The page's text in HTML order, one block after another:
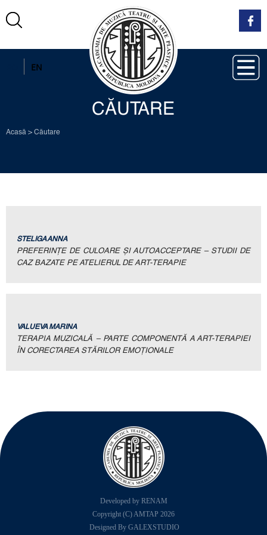
EN
CĂUTARE
Acasă > Căutare
STELIGA ANNA
PREFERINȚE DE CULOARE ȘI AUTOACCEPTARE – STUDII DE
CAZ BAZATE PE ATELIERUL DE ART-TERAPIE
VALUEVA MARINA
TERAPIA MUZICALĂ – PARTE COMPONENTĂ A ART-TERAPIEI
ÎN CORECTAREA STĂRILOR EMOȚIONALE
Developed by RENAM
Copyright (C) AMTAP 2026
Designed By GALEXSTUDIO